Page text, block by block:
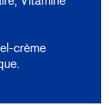
crème